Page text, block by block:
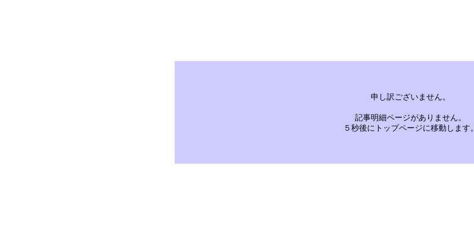
申し訳ございません。
記事明細ページがありません。
５秒後にトップページに移動します。